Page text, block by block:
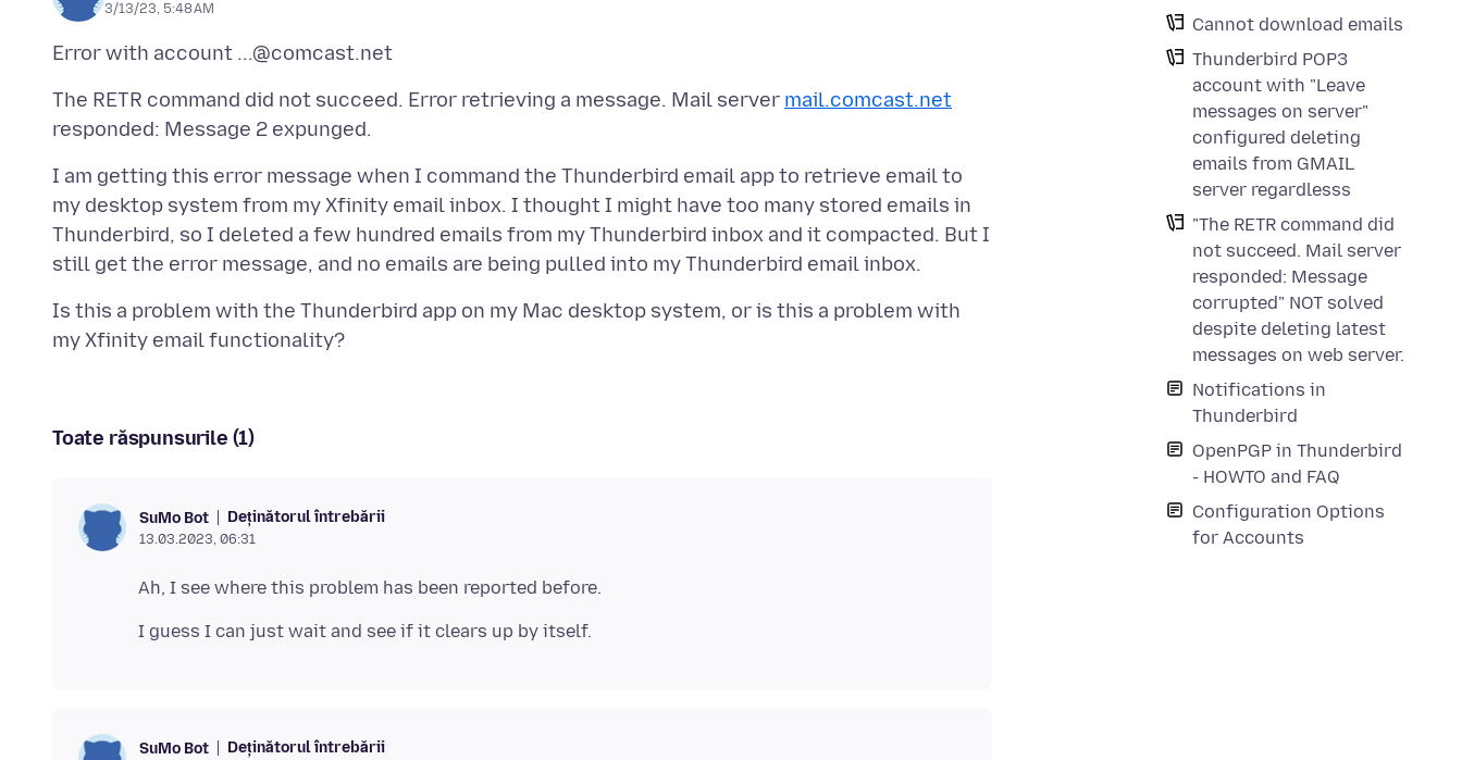
Cannot download emails
Thunderbird POP3
account with "Leave
messages on server"
configured deleting
emails from GMAIL
server regardlesss
"The RETR command did
not succeed. Mail server
responded: Message
corrupted" NOT solved
despite deleting latest
messages on web server.
Notifications in
Thunderbird
OpenPGP in Thunderbird
- HOWTO and FAQ
Configuration Options
for Accounts
3/13/23, 5:48 AM
The RETR command did not succeed. Error retrieving a message. Mail server mail.comcast.net
I am getting this error message when I command the Thunderbird email app to retrieve email to
my desktop system from my Xfinity email inbox. I thought I might have too many stored emails in
Thunderbird, so I deleted a few hundred emails from my Thunderbird inbox and it compacted. But I
Is this a problem with the Thunderbird app on my Mac desktop system, or is this a problem with
Toate răspunsurile (1)
SuMo Bot Deținătorul întrebării
13.03.2023, 06:31
SuMo Bot Deținătorul întrebării